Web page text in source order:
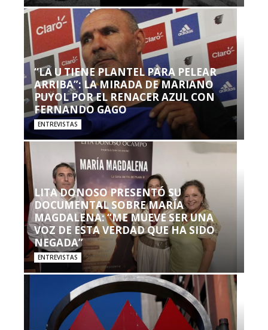
“LA U TIENE PLANTEL PARA PELEAR
ARRIBA”: LA MIRADA DE MARIANO
PUYOL POR EL RENACER AZUL CON
FERNANDO GAGO
ENTREVISTAS
LITA DONOSO PRESENTÓ SU
DOCUMENTAL SOBRE MARÍA
MAGDALENA: “ME MUEVE SER UNA
VOZ DE ESTA VERDAD QUE HA SIDO
NEGADA”
ENTREVISTAS